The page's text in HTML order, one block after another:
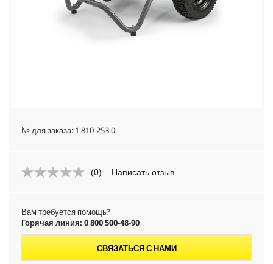
№ для заказа: 1.810-253.0
(0) Написать отзыв
Вам требуется помощь?
Горячая линия: 0 800 500-48-90
СВЯЗАТЬСЯ С НАМИ